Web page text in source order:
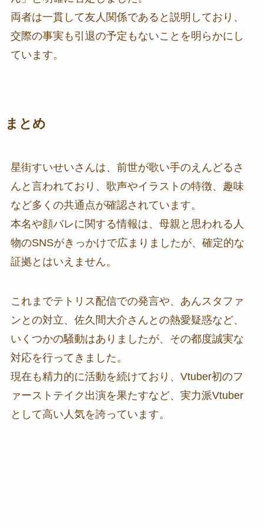
両者は一貫して友人関係であると説明しており、
交際の事実も引退の予定もないことを明らかにし
ています。
まとめ
星街すいせいさんは、前世が歌い手のえんどるさ
んと言われており、歌声やイラストの特徴、趣味
など多くの共通点が確認されています。
本名や顔バレに関する情報は、母親と思われる人
物のSNSがきっかけで広まりましたが、確定的な
証拠とはいえません。
これまでテトリス配信での発言や、あんスタファ
ンとの対立、佐久間大介さんとの熱愛疑惑など、
いくつかの騒動はありましたが、その都度誠実な
対応を行ってきました。
現在も精力的に活動を続けており、Vtuber初のフ
ァーストテイク出演を果たすなど、実力派Vtuber
として高い人気を誇っています。